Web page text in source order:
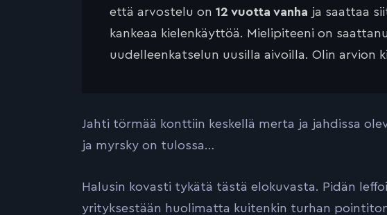
että arvostelu on 12 vuotta vanha ja saattaa
kankeaa kielenkäyttöä. Mielipiteeni on
uudelleenkatselun uusilla aivoilla. Olin arvion
Jahti törmää konttiin keskellä merta ja jahdissa
ja myrsky on tulossa…
Halusin kovasti tykätä tästä elokuvasta. Pidän
yrityksestään huolimatta kuitenkin turhan